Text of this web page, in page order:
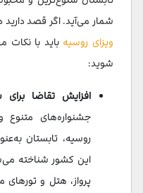
شمار می‌آید. اگر قصد دارید
ویزای روسیه باید با نکات
شوید:
افزایش تقاضا برای
جشنواره‌های
روسیه، تابستان
این کشور شناخته
پرواز، هتل و